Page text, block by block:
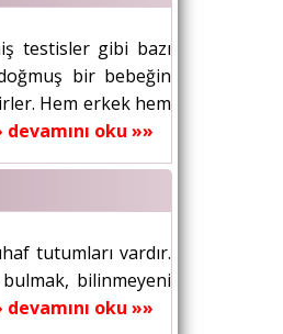
testisler gibi bazı
bir bebeğin
Hem erkek hem
devamını oku »»
tutumları vardır.
bilinmeyeni
vermeseniz de...
devamını oku »»